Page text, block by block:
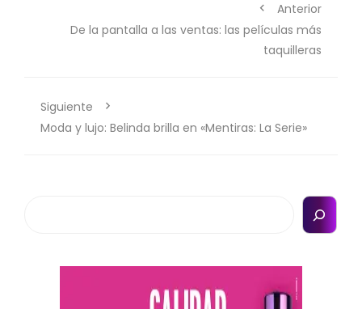
Anterior
De la pantalla a las ventas: las películas más
taquilleras
Siguiente
Moda y lujo: Belinda brilla en «Mentiras: La Serie»